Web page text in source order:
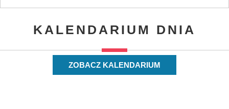
KALENDARIUM DNIA
ZOBACZ KALENDARIUM